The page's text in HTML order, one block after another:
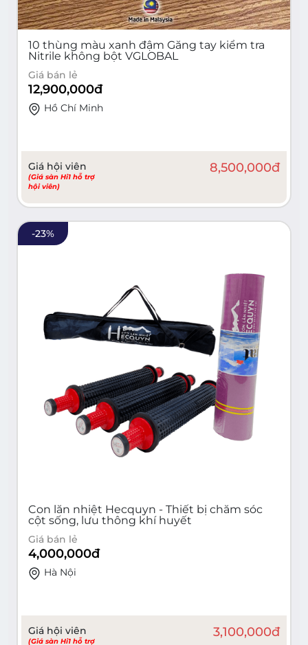
10 thùng màu xanh đậm Găng tay kiểm tra
Nitrile không bột VGLOBAL
Giá bán lẻ
12,900,000đ
Hồ Chí Minh
Giá hội viên
(Giá sàn Hi1 hỗ trợ
hội viên)
8,500,000đ
-23%
Con lăn nhiệt Hecquyn - Thiết bị chăm sóc
cột sống, lưu thông khí huyết
Giá bán lẻ
4,000,000đ
Hà Nội
Giá hội viên
(Giá sàn Hi1 hỗ trợ
3,100,000đ